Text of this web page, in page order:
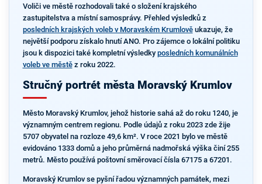
Voliči ve městě rozhodovali také o složení krajského
zastupitelstva a místní samosprávy. Přehled výsledků z
posledních krajských voleb v Moravském Krumlověukazuje, že
největší podporu získalo hnutí ANO. Pro zájemce o lokální politiku
jsou k dispozici také kompletní výsledky posledních komunálních
voleb ve městěz roku 2022.
Stručný portrét města Moravský Krumlov
Město Moravský Krumlov, jehož historie sahá až do roku 1240, je
významným centrem regionu. Podle údajů z roku 2023 zde žije
5707 obyvatel na rozloze 49,6 km². V roce 2021 bylo ve městě
evidováno 1333 domů a jeho průměrná nadmořská výška činí 255
metrů. Město používá poštovní směrovací čísla 67175 a 67201.
Moravský Krumlov se pyšní řadou významných památek, mezi